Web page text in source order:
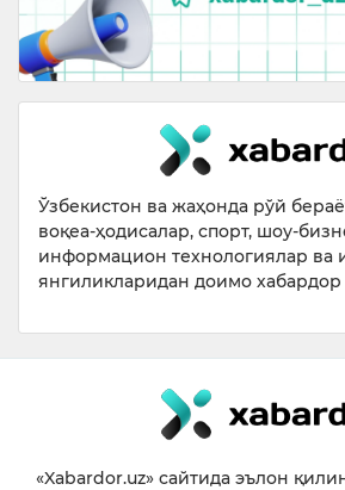
Ўзбекистон ва жаҳонда рўй
воқеа-ҳодисалар, спорт, шоу-
информацион технологиялар ва
янгиликларидан доимо хабардор
«Xabardor.uz» сайтида эълон